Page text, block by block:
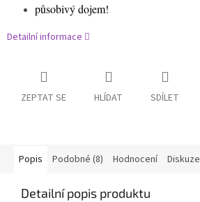
působivý dojem!
Detailní informace
ZEPTAT SE HLÍDAT SDÍLET
Popis Podobné (8) Hodnocení Diskuze
Detailní popis produktu